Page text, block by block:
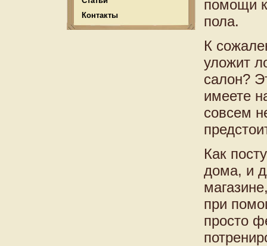
Контакты
помощи
пола.
К
уложит
салон?
имеете
совсем
Как
дома, и
при
просто